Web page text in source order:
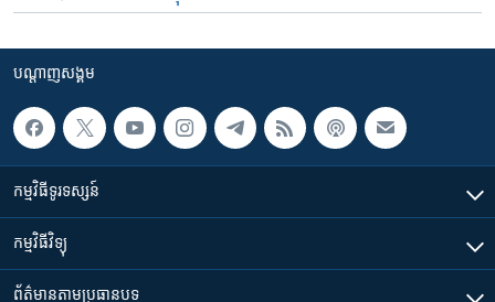
បណ្តាញ​សង្គម
កម្មវិធី​ទូរទស្សន៍
កម្មវិធី​វិទ្យុ
ព័ត៌មាន​តាមប្រធានបទ​